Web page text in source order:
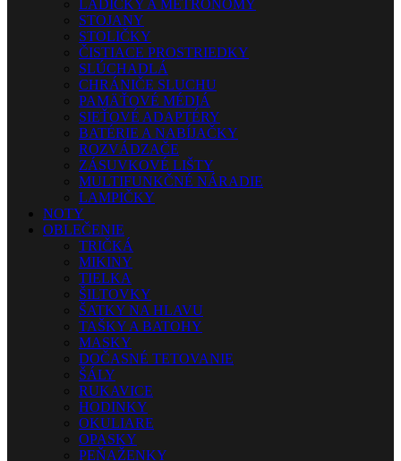
LADIČKY A METRONÓMY
STOJANY
STOLIČKY
ČISTIACE PROSTRIEDKY
SLÚCHADLÁ
CHRÁNIČE SLUCHU
PAMÄŤOVÉ MÉDIÁ
SIEŤOVÉ ADAPTÉRY
BATÉRIE A NABÍJAČKY
ROZVÁDZAČE
ZÁSUVKOVÉ LIŠTY
MULTIFUNKČNÉ NÁRADIE
LAMPIČKY
NOTY
OBLEČENIE
TRIČKÁ
MIKINY
TIELKA
ŠILTOVKY
ŠATKY NA HLAVU
TAŠKY A BATOHY
MASKY
DOČASNÉ TETOVANIE
ŠÁLY
RUKAVICE
HODINKY
OKULIARE
OPASKY
PEŇAŽENKY